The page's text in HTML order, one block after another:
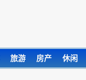
旅游 房产 休闲